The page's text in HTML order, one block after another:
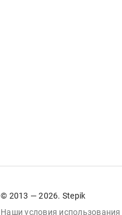
© 2013 — 2026. Stepik
Наши условия использования